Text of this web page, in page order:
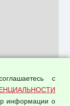
с
информации о